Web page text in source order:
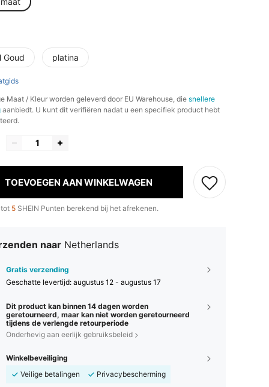
Goud platina
Maat / Kleur worden geleverd door EU Warehouse, die snellere
aanbiedt. U kunt dit verifiëren nadat u een specifiek product hebt
TOEVOEGEN AAN WINKELWAGEN
5 SHEIN Punten berekend bij het afrekenen.
naar Netherlands
Gratis verzending
Geschatte levertijd: augustus 12 - augustus 17
Dit product kan binnen 14 dagen worden
geretourneerd, maar kan niet worden geretourneerd
tijdens de verlengde retourperiode
Onderhevig aan eerlijk gebruiksbeleid
Winkelbeveiliging
Veilige betalingen
Privacybescherming